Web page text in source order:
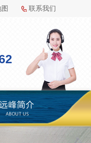
联系我们